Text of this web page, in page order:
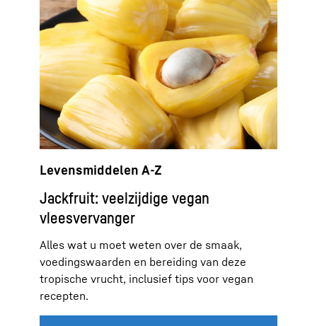
Levensmiddelen A-Z
Jackfruit: veelzijdige vegan
vleesvervanger
Alles wat u moet weten over de smaak,
voedingswaarden en bereiding van deze
tropische vrucht, inclusief tips voor vegan
recepten.